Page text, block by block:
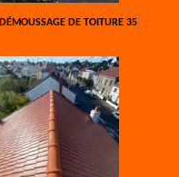
DÉMOUSSAGE DE TOITURE 35